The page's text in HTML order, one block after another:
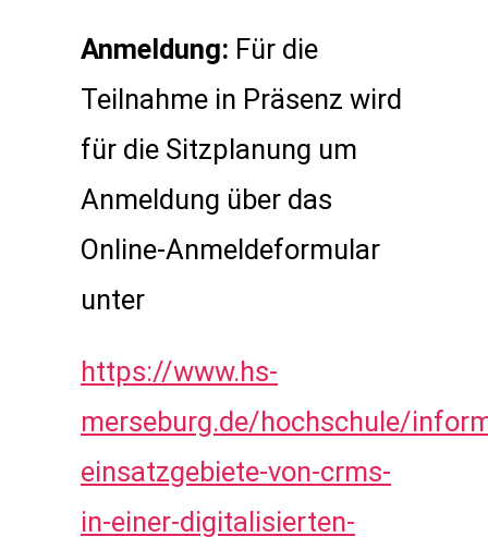
Anmeldung: Für die
Teilnahme in Präsenz wird
für die Sitzplanung um
Anmeldung über das
Online-Anmeldeformular
unter
https://www.hs-
merseburg.de/hochschule/
einsatzgebiete-von-crms-
in-einer-digitalisierten-